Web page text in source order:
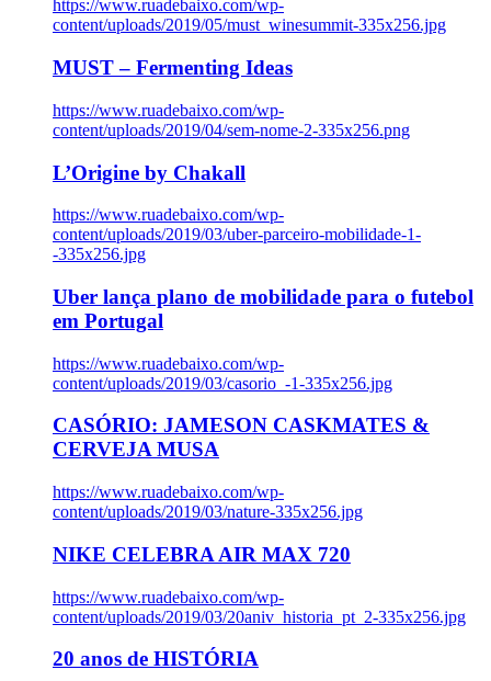
https://www.ruadebaixo.com/wp-
content/uploads/2019/05/must_winesummit-335x256.jpg
MUST – Fermenting Ideas
https://www.ruadebaixo.com/wp-
content/uploads/2019/04/sem-nome-2-335x256.png
L’Origine by Chakall
https://www.ruadebaixo.com/wp-
content/uploads/2019/03/uber-parceiro-mobilidade-1-
-335x256.jpg
Uber lança plano de mobilidade para o futebol
em Portugal
https://www.ruadebaixo.com/wp-
content/uploads/2019/03/casorio_-1-335x256.jpg
CASÓRIO: JAMESON CASKMATES &
CERVEJA MUSA
https://www.ruadebaixo.com/wp-
content/uploads/2019/03/nature-335x256.jpg
NIKE CELEBRA AIR MAX 720
https://www.ruadebaixo.com/wp-
content/uploads/2019/03/20aniv_historia_pt_2-335x256.jpg
20 anos de HISTÓRIA